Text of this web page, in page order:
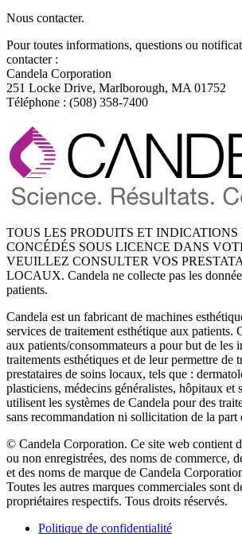
Nous contacter.
Pour toutes informations, questions ou
contacter :
Candela Corporation
251 Locke Drive, Marlborough, MA 01752
Téléphone : (508) 358-7400
TOUS LES PRODUITS ET INDICATIONS
CONCÉDÉS SOUS LICENCE DANS
VEUILLEZ CONSULTER VOS
LOCAUX. Candela ne collecte pas les
patients.
Candela est un fabricant de machines
services de traitement esthétique aux patients.
aux patients/consommateurs a pour but de les
traitements esthétiques et de leur permettre de
prestataires de soins locaux, tels que :
plasticiens, médecins généralistes, hôpitaux et
utilisent les systèmes de Candela pour des
sans recommandation ni sollicitation de la part
© Candela Corporation. Ce site web contient
ou non enregistrées, des noms de commerce,
et des noms de marque de Candela
Toutes les autres marques commerciales sont
propriétaires respectifs. Tous droits réservés.
Politique de confidentialité